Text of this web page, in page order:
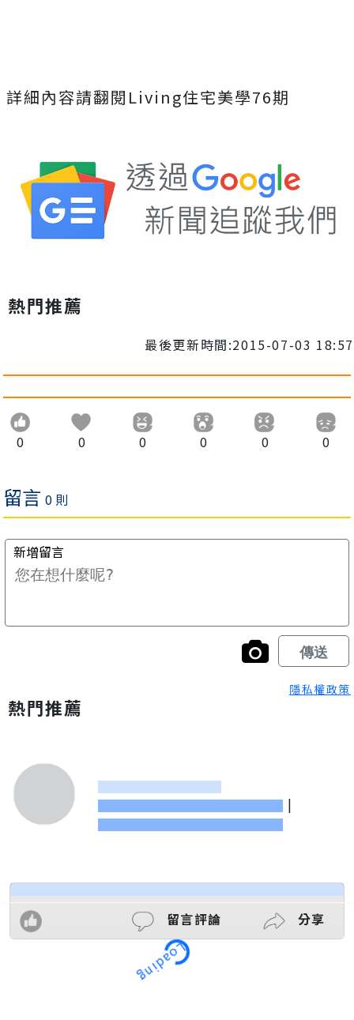
詳細內容請翻閱Living住宅美學76期
熱門推薦
最後更新時間:2015-07-03 18:57
0 0 0 0 0 0
隱私權政策
熱門推薦
|
留言評論 分享
Loading